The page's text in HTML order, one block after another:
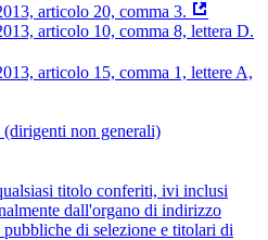
articolo 20, comma 3.
articolo 10, comma 8, lettera D.
articolo 15, comma 1, lettere A,
non generali)
titolo conferiti, ivi inclusi
dall'organo di indirizzo
di selezione e titolari di